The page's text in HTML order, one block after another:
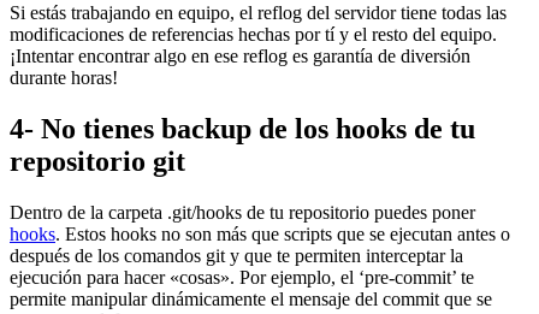
Si estás trabajando en equipo, el reflog del servidor tiene todas las
modificaciones de referencias hechas por tí y el resto del equipo.
¡Intentar encontrar algo en ese reflog es garantía de diversión
durante horas!
4- No tienes backup de los hooks de tu
repositorio git
Dentro de la carpeta .git/hooks de tu repositorio puedes poner
hooks. Estos hooks no son más que scripts que se ejecutan antes o
después de los comandos git y que te permiten interceptar la
ejecución para hacer «cosas». Por ejemplo, el ‘pre-commit’ te
permite manipular dinámicamente el mensaje del commit que se